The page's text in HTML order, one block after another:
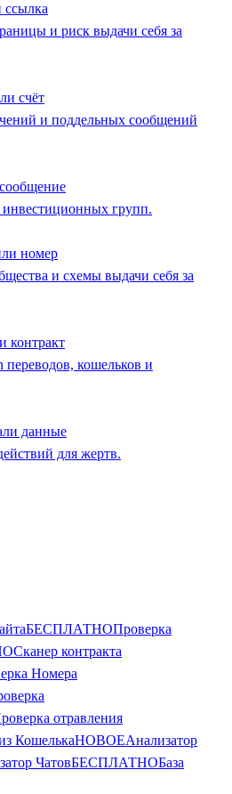
ссылка
и риск выдачи себя за
счёт
и поддельных сообщений
групп.
номер
и схемы выдачи себя за
контракт
переводов, кошельков и
данные
для жертв.
БЕСПЛАТНОПроверка
Сканер контракта
Номера
отравления
КошелькаНОВОЕАнализатор
ЧатовБЕСПЛАТНОБаза